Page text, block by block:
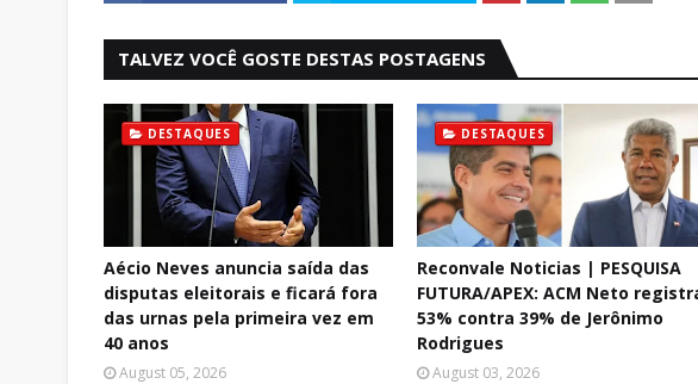
TALVEZ VOCÊ GOSTE DESTAS POSTAGENS
DESTAQUES
Aécio Neves anuncia saída das
disputas eleitorais e ficará fora
das urnas pela primeira vez em
40 anos
August 05, 2026
DESTAQUES
Reconvale Noticias | PESQUISA
FUTURA/APEX: ACM Neto
53% contra 39% de Jerônimo
Rodrigues
August 03, 2026